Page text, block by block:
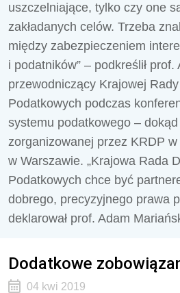
uszczelniające, tylko czy one
zakładanych celów. Trzeba
między zabezpieczeniem
i podatników” – podkreślił
przewodniczący Krajowej
Podatkowych podczas
systemu podatkowego – dokąd
zorganizowanej przez KRDP w
w Warszawie. „Krajowa Rada
Podatkowych chce być
dobrego, precyzyjnego prawa
deklarował prof. Adam
Dodatkowe
04 kwi 2019